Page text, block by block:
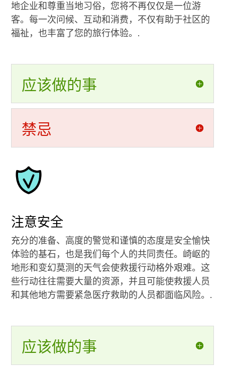
地企业和尊重当地习俗，您将不再仅仅是一位游
客。每一次问候、互动和消费，不仅有助于社区的
福祉，也丰富了您的旅行体验。.
应该做的事
禁忌
注意安全
充分的准备、高度的警觉和谨慎的态度是安全愉快
体验的基石，也是我们每个人的共同责任。崎岖的
地形和变幻莫测的天气会使救援行动格外艰难。这
些行动往往需要大量的资源，并且可能使救援人员
和其他地方需要紧急医疗救助的人员都面临风险。.
应该做的事